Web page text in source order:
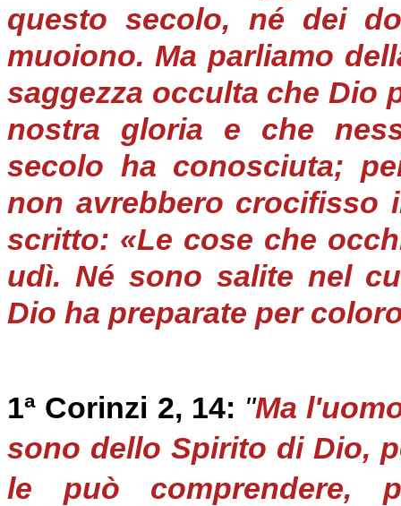
questo secolo, né dei
muoiono. Ma parliamo
saggezza occulta che Dio
nostra gloria e che
secolo ha conosciuta;
non avrebbero crocifisso
scritto: «Le cose che
udì. Né sono salite nel
Dio ha preparate per
1ª Corinzi 2, 14: "Ma
sono dello Spirito di Dio,
le può comprendere,